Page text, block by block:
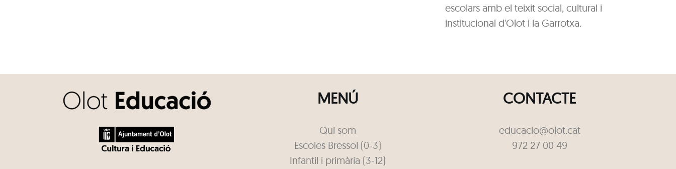
escolars amb el teixit social, cultural i
institucional d'Olot i la Garrotxa.
MENÚ
Qui som
Escoles Bressol (0-3)
Infantil i primària (3-12)
CONTACTE
educacio@olot.cat
972 27 00 49